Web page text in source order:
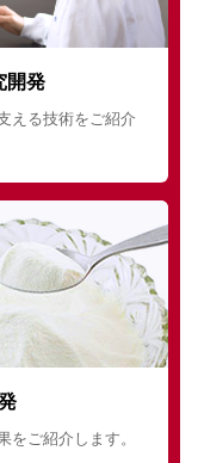
開発
える技術をご紹介
をご紹介します。